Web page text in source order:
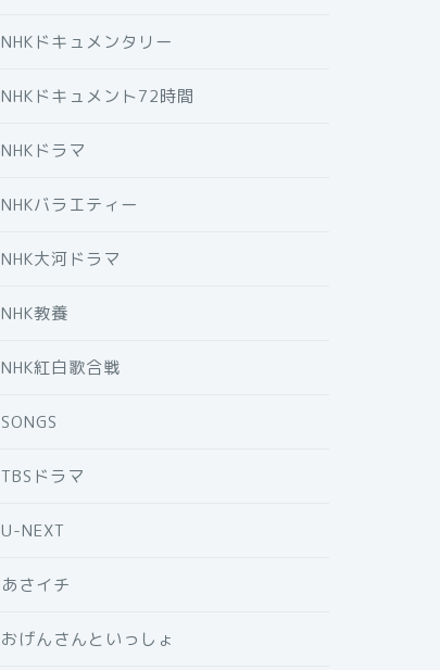
NHKドキュメンタリー
NHKドキュメント72時間
NHKドラマ
NHKバラエティー
NHK大河ドラマ
NHK教養
NHK紅白歌合戦
SONGS
TBSドラマ
U-NEXT
あさイチ
おげんさんといっしょ